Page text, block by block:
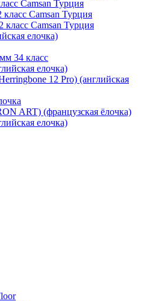
Camsan Турция
Camsan Турция
Camsan Турция
елочка)
34 класс
елочка)
12 Pro) (английская
ART) (французская ёлочка)
елочка)